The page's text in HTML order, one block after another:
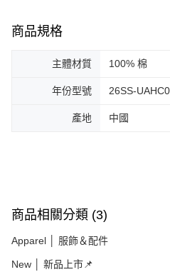
商品規格
主體材質 100% 棉
年份型號 26SS-
產地 中國
商品相關分類 (3)
Apparel │ 服飾＆配件
New │ 新品上市📌